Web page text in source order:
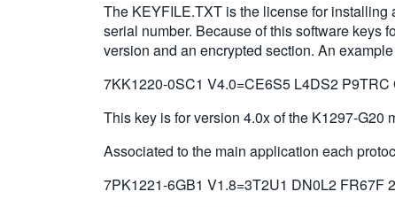
The KEYFILE.TXT is the license for
serial number. Because of this software keys
version and an encrypted section. An
7KK1220-0SC1 V4.0=CE6S5 L4DS2
This key is for version 4.0x of the K1297-G20
Associated to the main application each
7PK1221-6GB1 V1.8=3T2U1 DN0L2 FR67F